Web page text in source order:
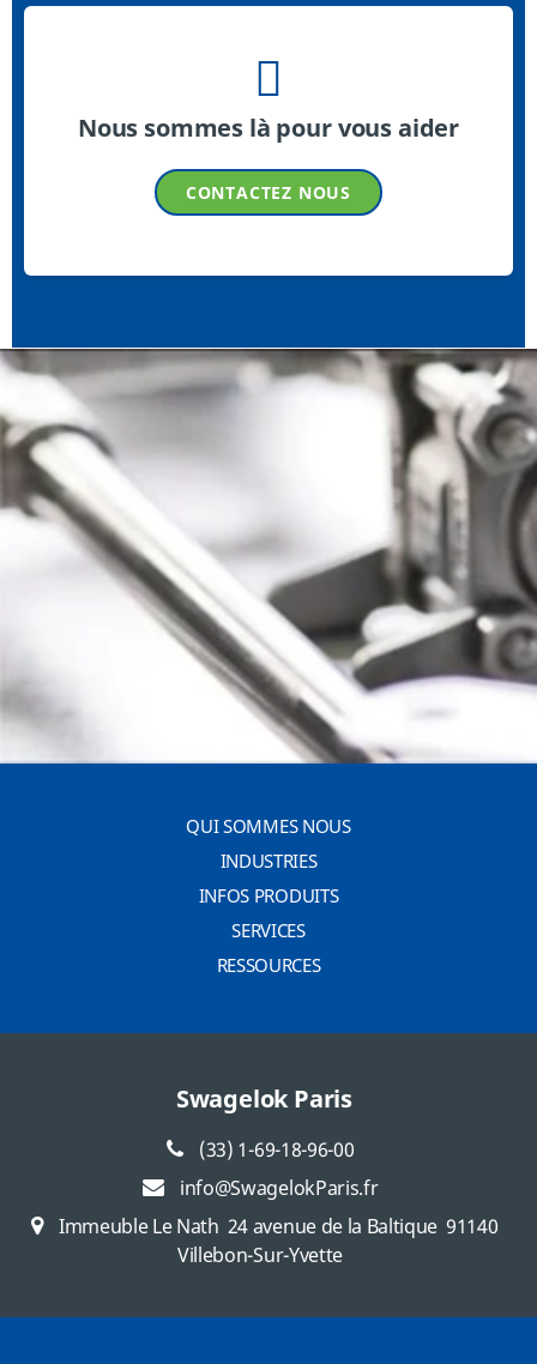
Nous sommes là pour vous aider
CONTACTEZ NOUS
QUI SOMMES NOUS
INDUSTRIES
INFOS PRODUITS
SERVICES
RESSOURCES
Swagelok Paris
(33) 1-69-18-96-00
info@SwagelokParis.fr
Immeuble Le Nath 24 avenue de la Baltique 91140
Villebon-Sur-Yvette